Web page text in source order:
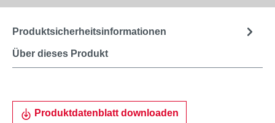
Über dieses Produkt
Produktsicherheitsinformationen
Produktdatenblatt downloaden